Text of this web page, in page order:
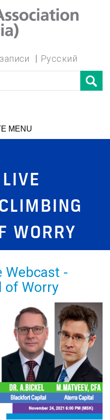
Русский
MENU
WORRY
-
of Worry